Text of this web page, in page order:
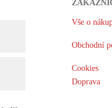
Vše o
Obchodní
Cookies
Doprava